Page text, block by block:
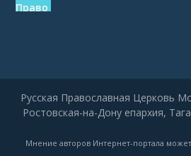
Русская Православная Церковь
Ростовская-на-Дону епархия,
Мнение авторов Интернет-портала